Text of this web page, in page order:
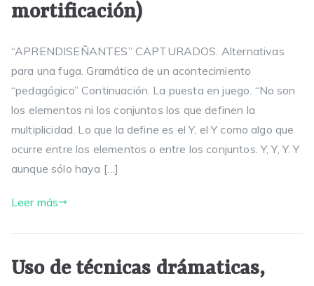
mortificación)
“APRENDISEÑANTES” CAPTURADOS. Alternativas
para una fuga. Gramática de un acontecimiento
“pedagógico” Continuación. La puesta en juego. “No son
los elementos ni los conjuntos los que definen la
multiplicidad. Lo que la define es el Y, el Y como algo que
ocurre entre los elementos o entre los conjuntos. Y, Y, Y. Y
aunque sólo haya […]
Leer más
Uso de técnicas drámaticas,